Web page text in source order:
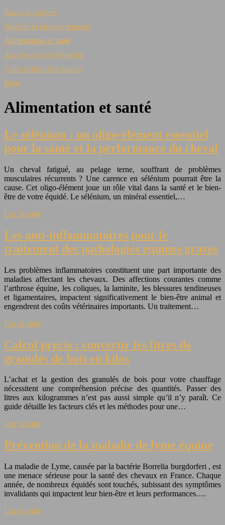
Races et espèces
Matériel et élevage équestre
Alimentation et santé
Accessoires et vêtements
Soins et bien-être équins
Blog
Alimentation et santé
Le sélénium : un oligo-élément essentiel
pour la santé et la performance du cheval
Un cheval fatigué, au pelage terne, souffrant de problèmes
musculaires récurrents ? Une carence en sélénium pourrait être la
cause. Cet oligo-élément joue un rôle vital dans la santé et le bien-
être de votre équidé. Le sélénium, un minéral essentiel,…
Lire la suite
Les anti-inflammatoires pour le
traitement des pathologies équines graves
Les problèmes inflammatoires constituent une part importante des
maladies affectant les chevaux. Des affections courantes comme
l’arthrose équine, les coliques, la laminite, les blessures tendineuses
et ligamentaires, impactent significativement le bien-être animal et
engendrent des coûts vétérinaires importants. Un traitement…
Lire la suite
Calcul précis : convertir les litres de
granulés de bois en kilos
L’achat et la gestion des granulés de bois pour votre chauffage
nécessitent une compréhension précise des quantités. Passer des
litres aux kilogrammes n’est pas aussi simple qu’il n’y paraît. Ce
guide détaille les facteurs clés et les méthodes pour une…
Lire la suite
Prévention de la maladie de lyme équine
La maladie de Lyme, causée par la bactérie Borrelia burgdorferi , est
une menace sérieuse pour la santé des chevaux en France. Chaque
année, de nombreux équidés sont touchés, subissant des symptômes
invalidants qui impactent leur bien-être et leurs performances….
Lire la suite